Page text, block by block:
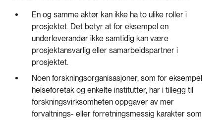
En og samme aktør kan ikke ha to ulike roller i
prosjektet. Det betyr at for eksempel en
underleverandør ikke samtidig kan være
prosjektansvarlig eller samarbeidspartner i
prosjektet.
Noen forskningsorganisasjoner, som for eksempel
helseforetak og enkelte institutter, har i tillegg til
forskningsvirksomheten oppgaver av mer
forvaltnings- eller forretningsmessig karakter som